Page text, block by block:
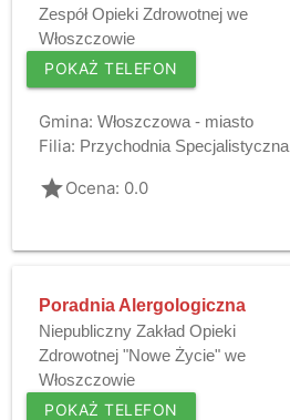
Zespół Opieki Zdrowotnej we
Włoszczowie
POKAŻ TELEFON
Gmina: Włoszczowa - miasto
Filia: Przychodnia Specjalistyczna
gradeOcena: 0.0
Poradnia Alergologiczna
Niepubliczny Zakład Opieki
Zdrowotnej "Nowe Życie" we
Włoszczowie
POKAŻ TELEFON